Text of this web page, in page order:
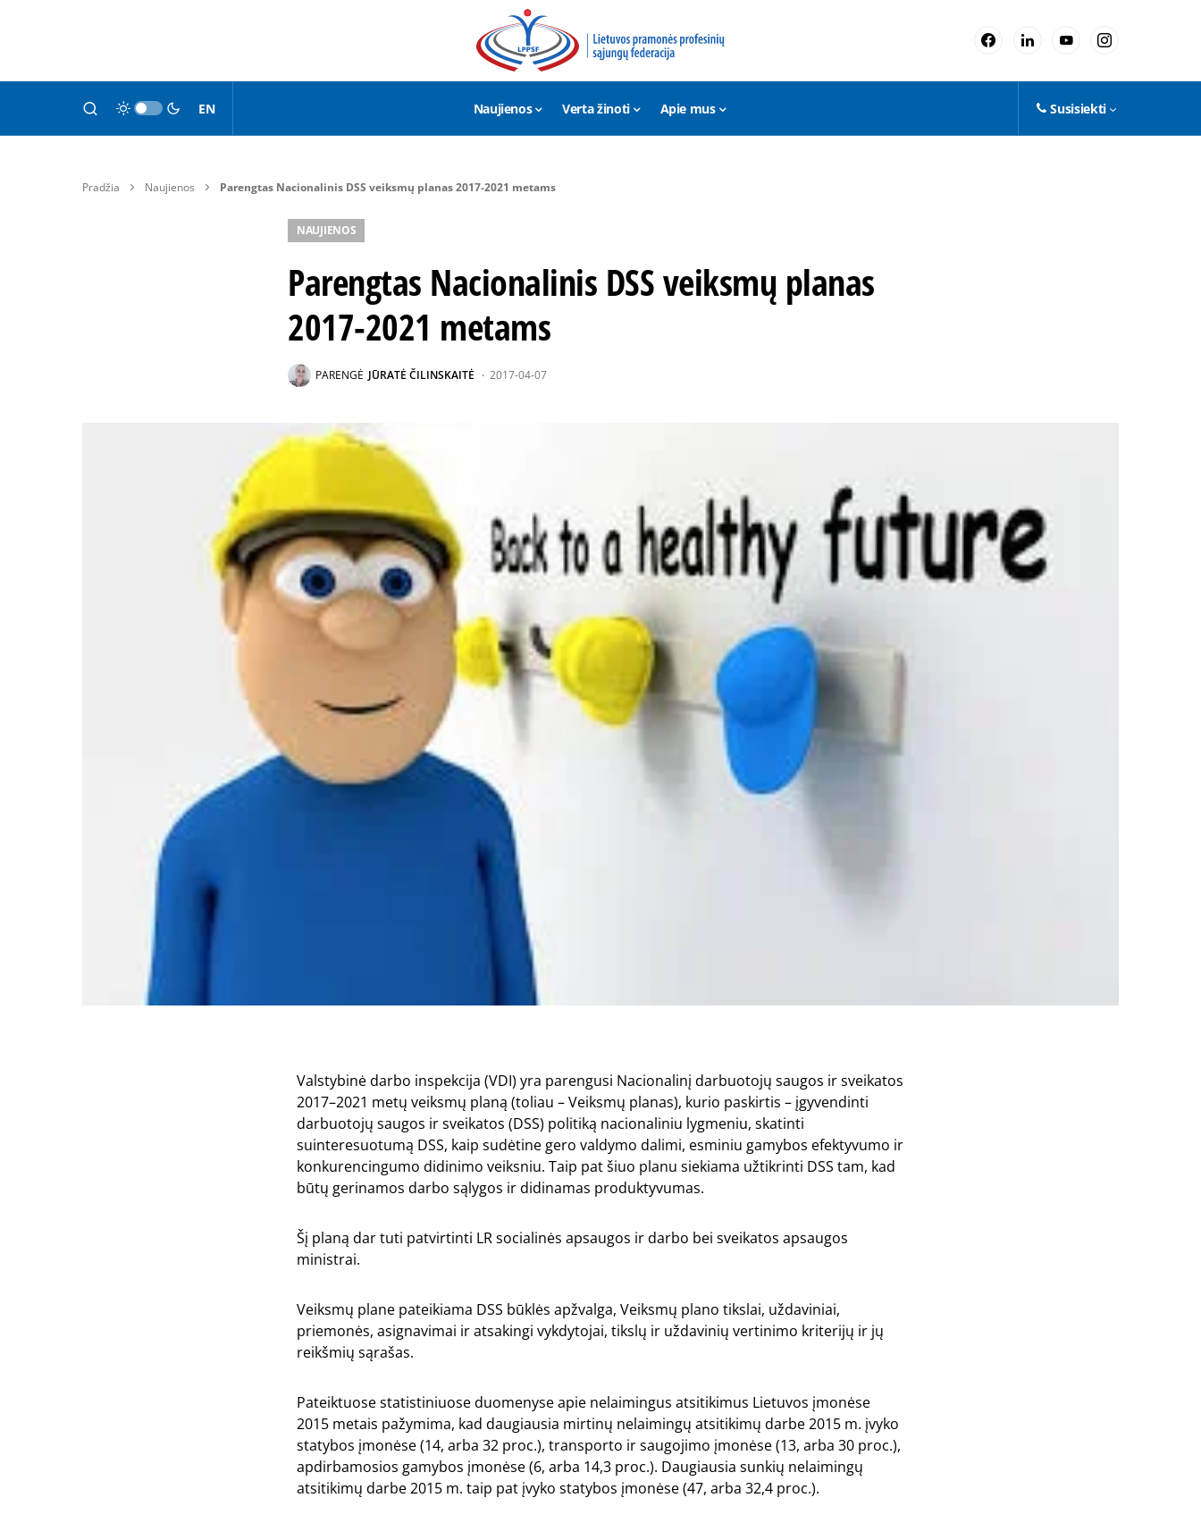
EN Naujienos Verta žinoti Apie mus Susisiekti
Pradžia Naujienos Parengtas Nacionalinis DSS veiksmų planas 2017-2021 metams
NAUJIENOS
Parengtas Nacionalinis DSS veiksmų planas
2017-2021 metams
PARENGĖ JŪRATĖ ČILINSKAITĖ 2017-04-07
Valstybinė darbo inspekcija (VDI) yra parengusi Nacionalinį darbuotojų saugos ir sveikatos
2017–2021 metų veiksmų planą (toliau – Veiksmų planas), kurio paskirtis – įgyvendinti
darbuotojų saugos ir sveikatos (DSS) politiką nacionaliniu lygmeniu, skatinti
suinteresuotumą DSS, kaip sudėtine gero valdymo dalimi, esminiu gamybos efektyvumo ir
konkurencingumo didinimo veiksniu. Taip pat šiuo planu siekiama užtikrinti DSS tam, kad
būtų gerinamos darbo sąlygos ir didinamas produktyvumas.
Šį planą dar tuti patvirtinti LR socialinės apsaugos ir darbo bei sveikatos apsaugos
ministrai.
Veiksmų plane pateikiama DSS būklės apžvalga, Veiksmų plano tikslai, uždaviniai,
priemonės, asignavimai ir atsakingi vykdytojai, tikslų ir uždavinių vertinimo kriterijų ir jų
reikšmių sąrašas.
Pateiktuose statistiniuose duomenyse apie nelaimingus atsitikimus Lietuvos įmonėse
2015 metais pažymima, kad daugiausia mirtinų nelaimingų atsitikimų darbe 2015 m. įvyko
statybos įmonėse (14, arba 32 proc.), transporto ir saugojimo įmonėse (13, arba 30 proc.),
apdirbamosios gamybos įmonėse (6, arba 14,3 proc.). Daugiausia sunkių nelaimingų
atsitikimų darbe 2015 m. taip pat įvyko statybos įmonėse (47, arba 32,4 proc.).